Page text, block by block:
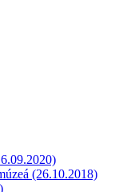
(26.10.2018)